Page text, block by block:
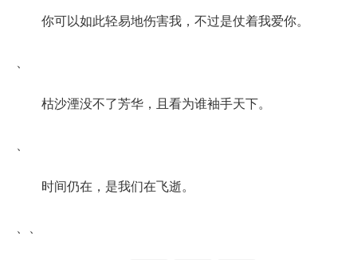
你可以如此轻易地伤害我，不过是仗着我爱你。
枯沙湮没不了芳华，且看为谁袖手天下。
时间仍在，是我们在飞逝。